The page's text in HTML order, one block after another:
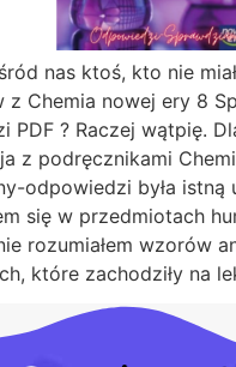
nas ktoś, kto nie
z Chemia nowej ery 8
PDF ? Raczej wątpię.
z podręcznikami
odpowiedzi była istną
się w przedmiotach
rozumiałem wzorów
które zachodziły na